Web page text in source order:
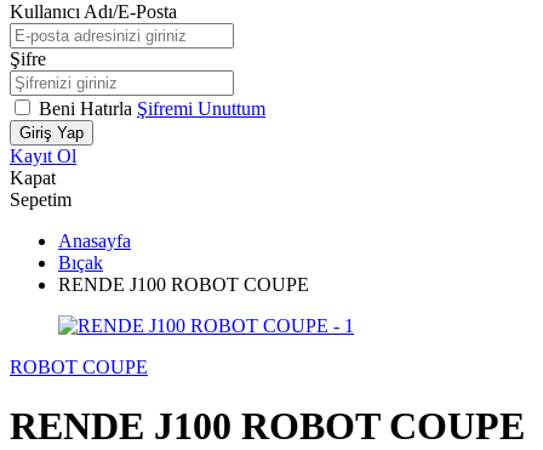
Kullanıcı Adı/E-Posta
Şifre
Beni Hatırla Şifremi Unuttum
Giriş Yap
Kayıt Ol
Kapat
Sepetim
Anasayfa
Bıçak
RENDE J100 ROBOT COUPE
ROBOT COUPE
RENDE J100 ROBOT COUPE